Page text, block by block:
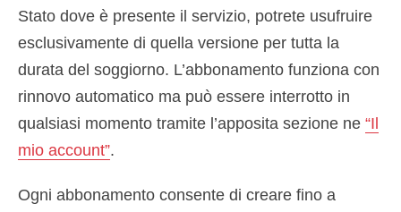
Stato dove è presente il servizio, potrete usufruire
esclusivamente di quella versione per tutta la
durata del soggiorno. L’abbonamento funziona con
rinnovo automatico ma può essere interrotto in
qualsiasi momento tramite l’apposita sezione ne “Il
mio account”.
Ogni abbonamento consente di creare fino a